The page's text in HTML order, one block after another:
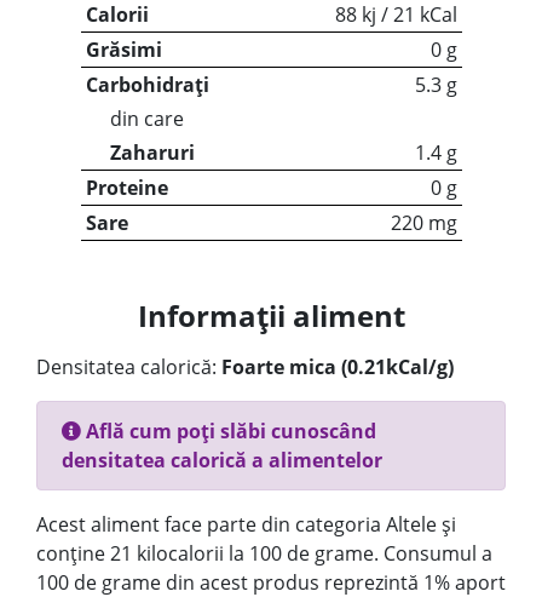
Calorii
88 kj / 21 kCal
Grăsimi
0 g
Carbohidrați
5.3 g
din care
Zaharuri
1.4 g
Proteine
0 g
Sare
220 mg
Informații aliment
Densitatea calorică: Foarte mica (0.21kCal/g)
Află cum poți slăbi cunoscând
densitatea calorică a alimentelor
Acest aliment face parte din categoria Altele și
conține 21 kilocalorii la 100 de grame. Consumul a
100 de grame din acest produs reprezintă 1% aport